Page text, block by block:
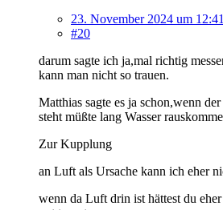
23. November 2024 um 12:41
#20
darum sagte ich ja,mal richtig
kann man nicht so trauen.
Matthias sagte es ja schon,wenn
steht müßte lang Wasser
Zur Kupplung
an Luft als Ursache kann ich eher
wenn da Luft drin ist hättest du